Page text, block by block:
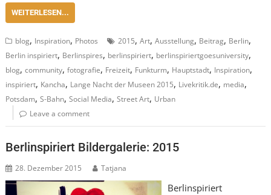
WEITERLESEN...
blog, Inspiration, Photos 2015,Art,Ausstellung, Beitrag, Berlin,
Berlin inspiriert, Berlinspires, berlinspiriert, berlinspiriertgoesuniversity,
blog,community,fotografie, Freizeit, Funkturm, Hauptstadt, Inspiration,
inspiriert, Kancha, Lange Nacht der Museen 2015, Livekritik.de, media,
Potsdam,S-Bahn,Social Media,Street Art, Urban
Leave a comment
Berlinspiriert Bildergalerie: 2015
28. Dezember 2015 Tatjana
Berlinspiriert